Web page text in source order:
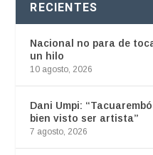
RECIENTES
Nacional no para de
un hilo
10 agosto, 2026
Dani Umpi:
bien visto ser artista”
7 agosto, 2026